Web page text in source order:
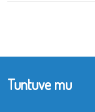
Tuntuve mu